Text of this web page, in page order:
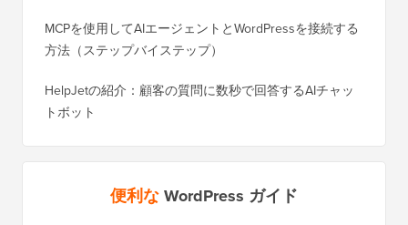
MCPを使用してAIエージェントとWordPressを接続する
方法（ステップバイステップ）
HelpJetの紹介：顧客の質問に数秒で回答するAIチャッ
トボット
便利なWordPress ガイド